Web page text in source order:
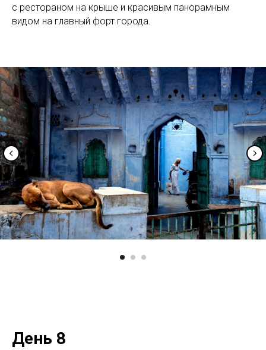
с рестораном на крыше и красивым панорамным
видом на главный форт города.
День 8